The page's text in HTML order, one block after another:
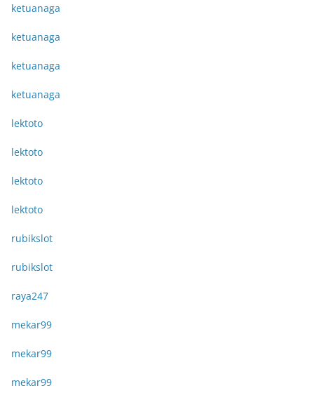
ketuanaga
ketuanaga
ketuanaga
ketuanaga
lektoto
lektoto
lektoto
lektoto
rubikslot
rubikslot
raya247
mekar99
mekar99
mekar99